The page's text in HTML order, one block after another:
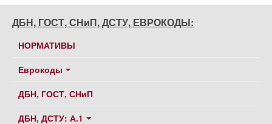
ДБН, ГОСТ, СНиП, ДСТУ, ЕВРОКОДЫ:
НОРМАТИВЫ
Еврокоды
ДБН, ГОСТ, СНиП
ДБН, ДСТУ: А.1